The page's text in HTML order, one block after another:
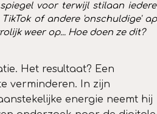
voor terwijl stilaan
TikTok of andere 'onschuldige'
weer op... Hoe doen ze dit?
Het resultaat? Een
verminderen. In zijn
energie neemt hij